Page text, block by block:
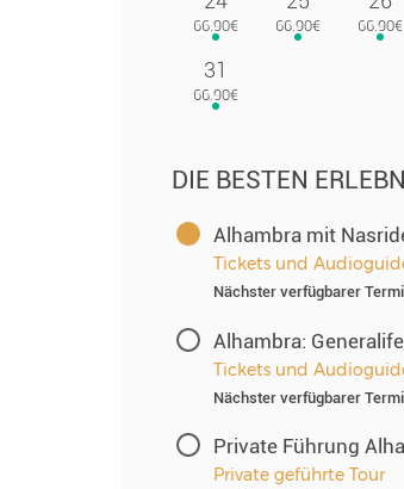
31
DIE BESTEN
Alhambra mit
Tickets und
Nächster verfügbarer
Alhambra:
Tickets und
Nächster verfügbarer
Private Führung
Private geführte Tour